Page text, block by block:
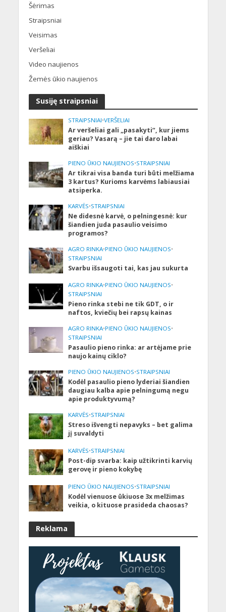
Šėrimas
Straipsniai
Veisimas
Veršeliai
Video naujienos
Žemės ūkio naujienos
Susiję straipsniai
STRAIPSNIAI•VERŠELIAI
Ar veršeliai gali „pasakyti“, kur jiems
geriau? Vasarą – jie tai daro labai
aiškiai
PIENO ŪKIO NAUJIENOS•STRAIPSNIAI
Ar tikrai visa banda turi būti melžiama
3 kartus? Kurioms karvėms labiausiai
atsiperka.
KARVĖS•STRAIPSNIAI
Ne didesnė karvė, o pelningesnė: kur
šiandien juda pasaulio veisimo
programos?
AGRO RINKA•PIENO ŪKIO NAUJIENOS•
STRAIPSNIAI
Svarbu išsaugoti tai, kas jau sukurta
AGRO RINKA•PIENO ŪKIO NAUJIENOS•
STRAIPSNIAI
Pieno rinka stebi ne tik GDT, o ir
naftos, kviečių bei rapsų kainas
AGRO RINKA•PIENO ŪKIO NAUJIENOS•
STRAIPSNIAI
Pasaulio pieno rinka: ar artėjame prie
naujo kainų ciklo?
PIENO ŪKIO NAUJIENOS•STRAIPSNIAI
Kodėl pasaulio pieno lyderiai šiandien
daugiau kalba apie pelningumą negu
apie produktyvumą?
KARVĖS•STRAIPSNIAI
Streso išvengti nepavyks – bet galima
jį suvaldyti
KARVĖS•STRAIPSNIAI
Post-dip svarba: kaip užtikrinti karvių
gerovę ir pieno kokybę
PIENO ŪKIO NAUJIENOS•STRAIPSNIAI
Kodėl vienuose ūkiuose 3x melžimas
veikia, o kituose prasideda chaosas?
Reklama